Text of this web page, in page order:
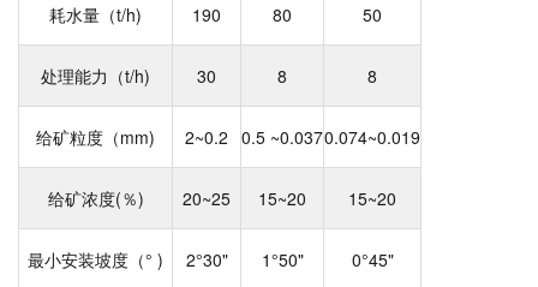
耗水量（t/h) 190 80 50
处理能力（t/h) 30 8 8
给矿粒度（mm) 2~0.2 0.5 ~0.0370.074~0.019
给矿浓度(％) 20~25 15~20 15~20
最小安装坡度（° ) 2°30" 1°50" 0°45"